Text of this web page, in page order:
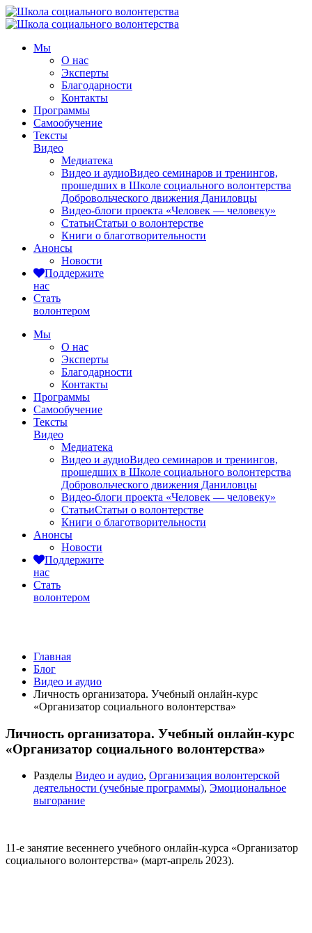
Мы
О нас
Эксперты
Благодарности
Контакты
Программы
Самообучение
Тексты
Видео
Медиатека
Видео и аудиоВидео семинаров и тренингов,
прошедших в Школе социального волонтерства
Добровольческого движения Даниловцы
Видео-блоги проекта «Человек — человеку»
СтатьиСтатьи о волонтерстве
Книги о благотворительности
Анонсы
Новости
Поддержите
нас
Стать
волонтером
Мы
О нас
Эксперты
Благодарности
Контакты
Программы
Самообучение
Тексты
Видео
Медиатека
Видео и аудиоВидео семинаров и тренингов,
прошедших в Школе социального волонтерства
Добровольческого движения Даниловцы
Видео-блоги проекта «Человек — человеку»
СтатьиСтатьи о волонтерстве
Книги о благотворительности
Анонсы
Новости
Поддержите
нас
Стать
волонтером
Главная
Блог
Видео и аудио
Личность организатора. Учебный онлайн-курс
«Организатор социального волонтерства»
Личность организатора. Учебный онлайн-курс
«Организатор социального волонтерства»
Разделы Видео и аудио, Организация волонтерской
деятельности (учебные программы), Эмоциональное
выгорание
11-е занятие весеннего учебного онлайн-курса «Организатор
социального волонтерства» (март-апрель 2023).